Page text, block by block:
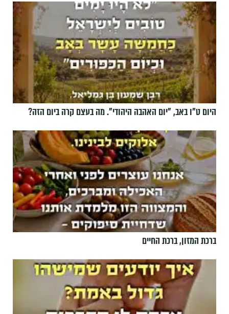
היום ט"ו באב, ”יום האהבה היהודי". מה בעצם קרה ביום הזה?
ברכת המזון, ברכת החיים